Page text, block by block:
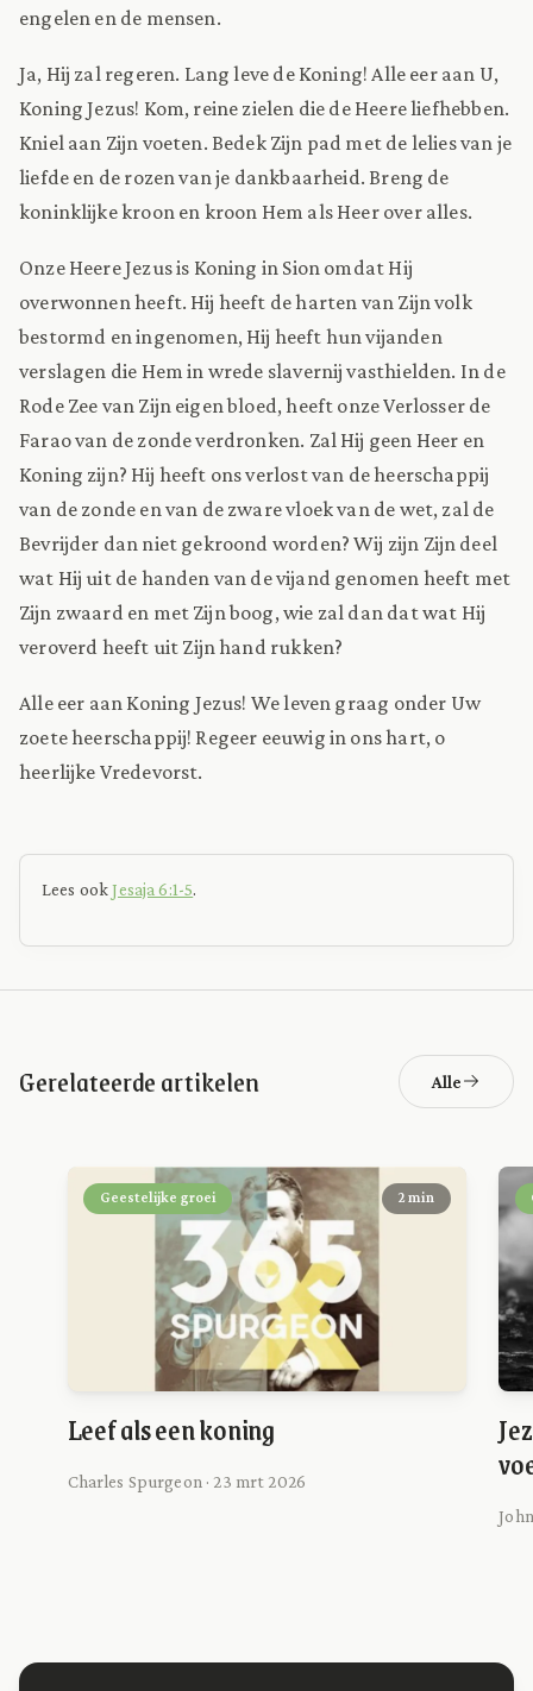
engelen en de mensen.
Ja, Hij zal regeren. Lang leve de Koning! Alle eer aan U,
Koning Jezus! Kom, reine zielen die de Heere liefhebben.
Kniel aan Zijn voeten. Bedek Zijn pad met de lelies van je
liefde en de rozen van je dankbaarheid. Breng de
koninklijke kroon en kroon Hem als Heer over alles.
Onze Heere Jezus is Koning in Sion omdat Hij
overwonnen heeft. Hij heeft de harten van Zijn volk
bestormd en ingenomen, Hij heeft hun vijanden
verslagen die Hem in wrede slavernij vasthielden. In de
Rode Zee van Zijn eigen bloed, heeft onze Verlosser de
Farao van de zonde verdronken. Zal Hij geen Heer en
Koning zijn? Hij heeft ons verlost van de heerschappij
van de zonde en van de zware vloek van de wet, zal de
Bevrijder dan niet gekroond worden? Wij zijn Zijn deel
wat Hij uit de handen van de vijand genomen heeft met
Zijn zwaard en met Zijn boog, wie zal dan dat wat Hij
veroverd heeft uit Zijn hand rukken?
Alle eer aan Koning Jezus! We leven graag onder Uw
zoete heerschappij! Regeer eeuwig in ons hart, o
heerlijke Vredevorst.
Lees ookJesaja 6:1-5.
Gerelateerde artikelen Alle
Geestelijke groei 2 min
Leef als een koning
Charles Spurgeon · 23 mrt 2026